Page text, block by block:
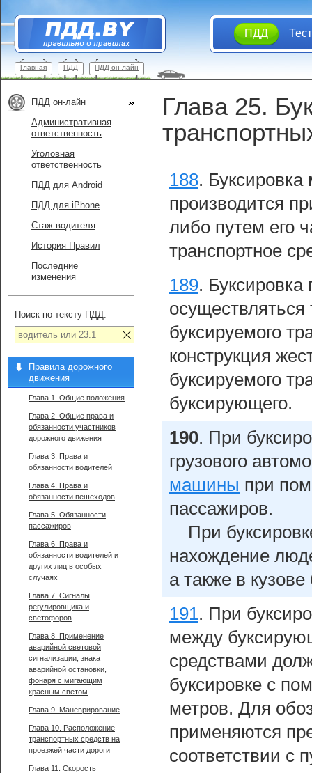
ПДД
Главная ПДД ПДД он-лайн
Глава 25.
188. Буксировка
производится
либо путем его
транспортное
189.
буксируемого
конструкция
буксируемого
буксирующего.
190. При
грузового
машины при
пассажиров.
При
нахождение
а также в
191. При
между
средствами
буксировке с
метров. Для
применяются
соответствии с
ПДД он-лайн
Административная
ответственность
Уголовная
ответственность
ПДД для Android
ПДД для iPhone
Стаж водителя
История Правил
Последние
изменения
Поиск по тексту ПДД:
Правила дорожного
движения
Глава 1. Общие положения
Глава 2. Общие права и
обязанности участников
дорожного движения
Глава 3. Права и
обязанности водителей
Глава 4. Права и
обязанности пешеходов
Глава 5. Обязанности
пассажиров
Глава 6. Права и
обязанности водителей и
других лиц в особых
случаях
Глава 7. Сигналы
регулировщика и
светофоров
Глава 8. Применение
аварийной световой
сигнализации, знака
аварийной остановки,
фонаря с мигающим
красным светом
Глава 9. Маневрирование
Глава 10. Расположение
транспортных средств на
проезжей части дороги
Глава 11. Скорость